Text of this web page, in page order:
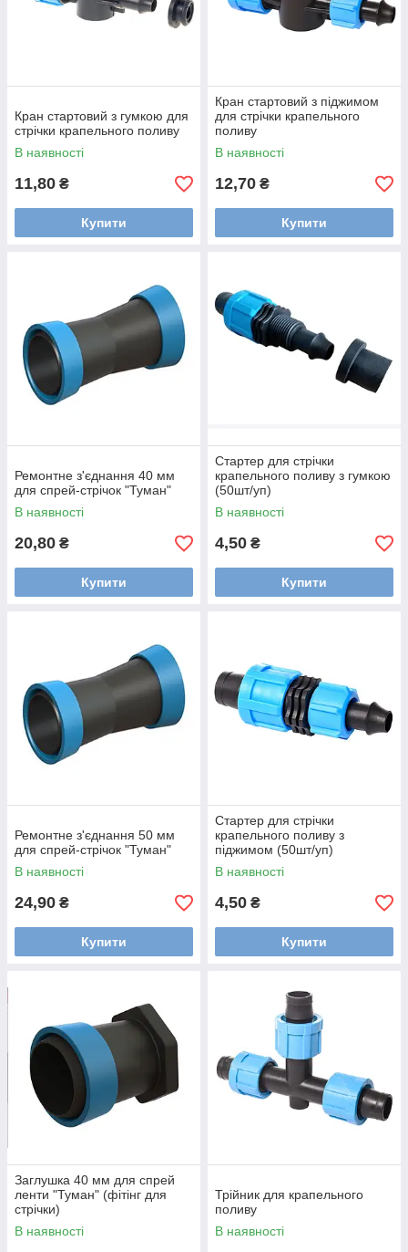
Кран стартовий з гумкою для
стрічки крапельного поливу
В наявності
11,80 ₴
Купити
Кран стартовий з піджимом
для стрічки крапельного
поливу
В наявності
12,70 ₴
Купити
Ремонтне з'єднання 40 мм
для спрей-стрічок "Туман"
В наявності
20,80 ₴
Купити
Стартер для стрічки
крапельного поливу з гумкою
(50шт/уп)
В наявності
4,50 ₴
Купити
Ремонтне з'єднання 50 мм
для спрей-стрічок "Туман"
В наявності
24,90 ₴
Купити
Стартер для стрічки
крапельного поливу з
піджимом (50шт/уп)
В наявності
4,50 ₴
Купити
Заглушка 40 мм для спрей
ленти "Туман" (фітінг для
стрічки)
В наявності
Трійник для крапельного
поливу
В наявності